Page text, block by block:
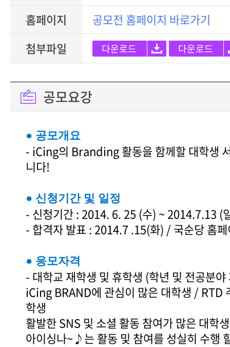
홈페이지
공모전 홈페이지 바로가기
첨부파일
다운로드 다운로드
공모요강
● 공모개요
- iCing의 Branding 활동을 함께할 대학생
니다!
● 신청기간 및 일정
- 신청기간 : 2014. 6. 25 (수) ~ 2014.7.13 (
- 합격자 발표 : 2014.7 .15(화) / 국순당 홈
● 응모자격
- 대학교 재학생 및 휴학생 (학년 및 전공분
iCing BRAND에 관심이 많은 대학생 / RTD
학생
활발한 SNS 및 소셜 활동 참여가 많은 대학생
아이싱나~♪는 활동 및 참여를 성실히 수행